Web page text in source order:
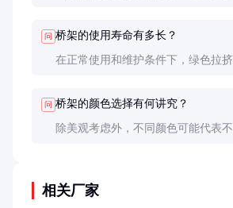
问 桥架的使用寿命有多长？
在正常使用和维护条件下，绿色拉
问 桥架的颜色选择有何讲究？
除美观考虑外，不同颜色可能代表
相关厂家